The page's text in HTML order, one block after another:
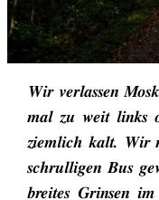
Wir verlassen
mal zu weit links
ziemlich kalt. Wir
schrulligen Bus
breites Grinsen